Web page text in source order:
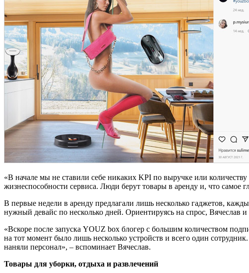
«В начале мы не ставили себе никаких KPI по выручке или
жизнеспособности сервиса. Люди берут товары в аренду и, что самое
В первые недели в аренду предлагали лишь несколько гаджетов,
нужный девайс по несколько дней. Ориентируясь на спрос, Вячеслав
«Вскоре после запуска YOUZ box блогер с большим количеством
на тот момент было лишь несколько устройств и всего один
наняли персонал», – вспоминает Вячеслав.
Товары для уборки, отдыха и развлечений